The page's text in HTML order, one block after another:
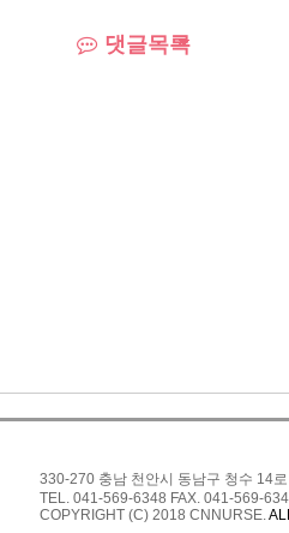
댓글목록
330-270 충남 천안시 동남구 청수 14
TEL. 041-569-6348 FAX. 041-569-
COPYRIGHT (C) 2018 CNNURSE.